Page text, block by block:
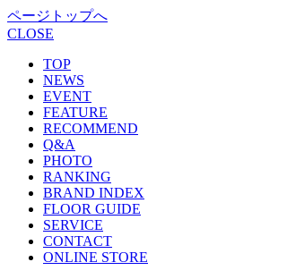
ページトップへ
CLOSE
TOP
NEWS
EVENT
FEATURE
RECOMMEND
Q&A
PHOTO
RANKING
BRAND INDEX
FLOOR GUIDE
SERVICE
CONTACT
ONLINE STORE